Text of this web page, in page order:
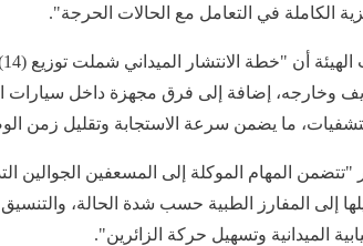
الكاملة في التعامل مع الحالات الحرجة".
وخارجه، إضافة إلى فرق مجهزة داخل سيارات
ما يضمن سرعة الاستجابة وتقليل زمن
"تتضمن المهام الموكلة إلى المسعفين الجوالين
إلى المفارز الطبية حسب شدة الحالة،
الميدانية وتسهيل حركة الزائرين".